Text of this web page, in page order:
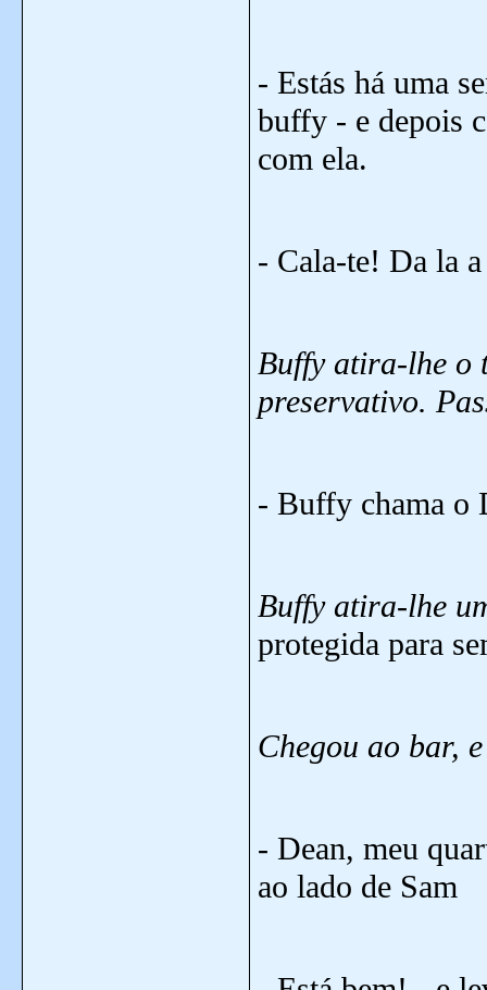
- Estás há uma
buffy - e depois
com ela.
- Cala-te! Da la
Buffy atira-lhe o
preservativo.
- Buffy chama o
Buffy atira-lhe
protegida para
Chegou ao bar,
- Dean, meu
ao lado de Sam